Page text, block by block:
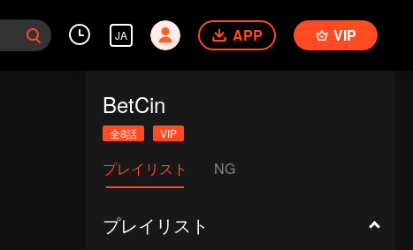
JA APP VIP
BetCin
全8話 VIP
プレイリスト NG
プレイリスト